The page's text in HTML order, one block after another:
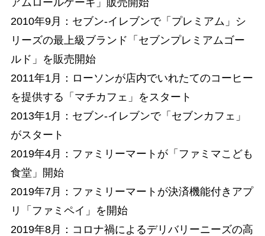
2010年9月：セブン-イレブンで「プレミアム」シ
リーズの最上級ブランド「セブンプレミアムゴー
ルド」を販売開始
2011年1月：ローソンが店内でいれたてのコーヒー
を提供する「マチカフェ」をスタート
2013年1月：セブン-イレブンで「セブンカフェ」
がスタート
2019年4月：ファミリーマートが「ファミマこども
食堂」開始
2019年7月：ファミリーマートが決済機能付きアプ
リ「ファミペイ」を開始
2019年8月：コロナ禍によるデリバリーニーズの高